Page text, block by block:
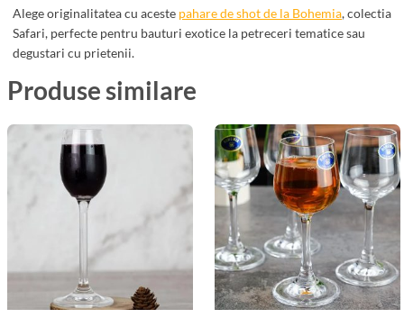
a
r
i
0
m
l
A
p
e
i
t
i
B
i
Alege originalitatea cu aceste pahare de shot de la Bohemia, colectia
Safari, perfecte pentru bauturi exotice la petreceri tematice sau
degustari cu prietenii.
Produse similare